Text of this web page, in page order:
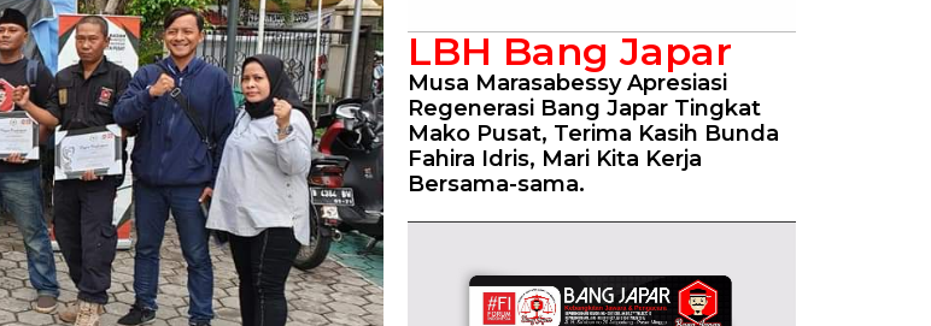
LBH Bang Japar
Musa Marasabessy Apresiasi
Regenerasi Bang Japar Tingkat
Mako Pusat, Terima Kasih Bunda
Fahira Idris, Mari Kita Kerja
Bersama-sama.